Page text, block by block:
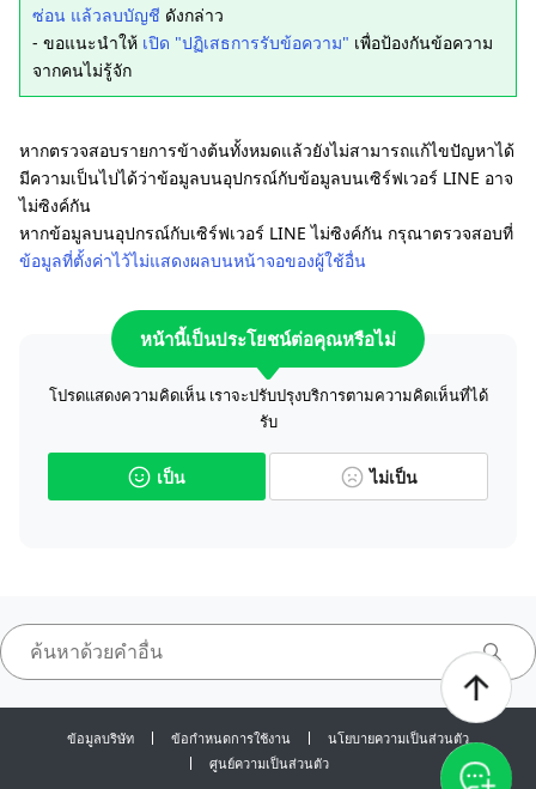
ซ่อน แล้วลบบัญชี ดังกล่าว
- ขอแนะนำให้ เปิด "ปฏิเสธการรับข้อความ" เพื่อป้องกันข้อความ
จากคนไม่รู้จัก
หากตรวจสอบรายการข้างต้นทั้งหมดแล้วยังไม่สามารถแก้ไขปัญหาได้
มีความเป็นไปได้ว่าข้อมูลบนอุปกรณ์กับข้อมูลบนเซิร์ฟเวอร์ LINE อาจ
ไม่ซิงค์กัน
หากข้อมูลบนอุปกรณ์กับเซิร์ฟเวอร์ LINE ไม่ซิงค์กัน กรุณาตรวจสอบที่
ข้อมูลที่ตั้งค่าไว้ไม่แสดงผลบนหน้าจอของผู้ใช้อื่น
หน้านี้เป็นประโยชน์ต่อคุณหรือไม่
โปรดแสดงความคิดเห็น เราจะปรับปรุงบริการตามความคิดเห็นที่ได้
รับ
เป็น ไม่เป็น
ข้อมูลบริษัท ข้อกำหนดการใช้งาน
นโยบายความเป็นส่วนตัว
ศูนย์ความเป็นส่วนตัว